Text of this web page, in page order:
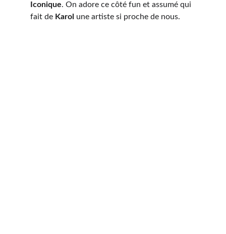
Iconique. On adore ce côté fun et assumé qui
fait de Karol une artiste si proche de nous.